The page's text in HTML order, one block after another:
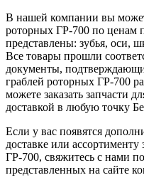
В нашей компании вы
роторных ГР-700 по ценам
представлены: зубья, оси,
Все товары прошли
документы,
граблей роторных ГР-700
можете заказать запчасти
доставкой в любую точку
Если у вас появятся
доставке или
ГР-700, свяжитесь с нами
представленных на сайте